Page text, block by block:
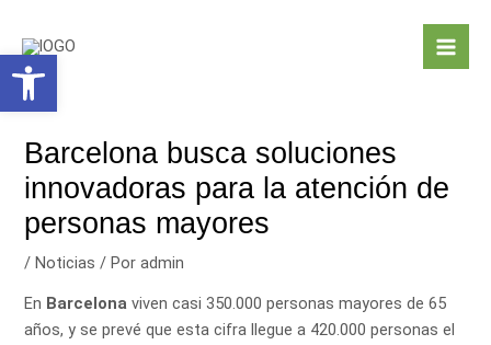
contenido
Barcelona busca soluciones
innovadoras para la atención de
personas mayores
/Noticias / Poradmin
En Barcelonaviven casi 350.000 personas mayores de 65
años, y se prevé que esta cifra llegue a 420.000 personas el
de
entradas
Abrir barra de herramientas